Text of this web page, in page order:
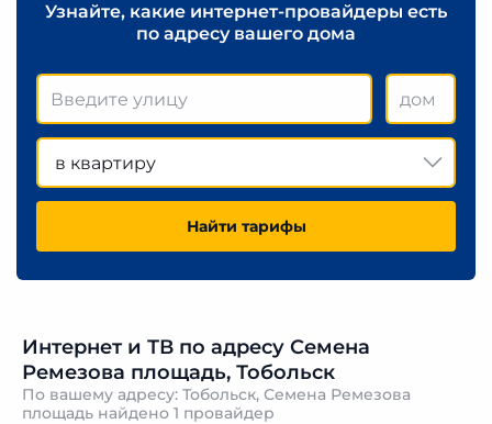
Узнайте, какие интернет-провайдеры есть
по адресу вашего дома
в квартиру
Найти тарифы
Интернет и ТВ по адресу Семена
Ремезова площадь, Тобольск
По вашему адресу: Тобольск, Семена Ремезова
площадь найдено 1 провайдер